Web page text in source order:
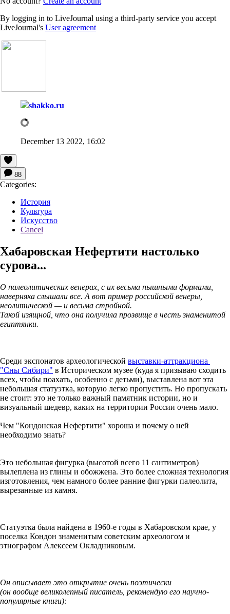
By logging in to LiveJournal using a third-party service you accept
LiveJournal's User agreement
shakko.ru
December 13 2022, 16:02
88
Categories:
История
Культура
Искусство
Cancel
Хабаровская Нефертити настолько
сурова...
О палеолитических венерах, с их весьма пышными формами,
наверняка слышали все. А вот пример российской венеры,
неолитической — и весьма стройной.
Такой изящной, что она получила прозвище в честь знаменитой
египтянки.
Среди экспонатов археологической выставки-аттракциона
"Сны Сибири" в Историческом музее (куда я призываю сходить
всех, чтобы поахать, особенно с детьми), выставлена вот эта
небольшая статуэтка, которую легко пропустить. Но пропускать
не стоит: это не только важный памятник истории, но и
визуальный шедевр, каких на территории России очень мало.
Чем "Кондонская Нефертити" хороша и почему о ней
необходимо знать?
Это небольшая фигурка (высотой всего 11 сантиметров)
вылеплена из глины и обожжена. Это более сложная технология
изготовления, чем намного более ранние фигурки палеолита,
вырезанные из камня.
Статуэтка была найдена в 1960-е годы в Хабаровском крае, у
поселка Кондон знаменитым советским археологом и
этнографом Алексеем Окладниковым.
Он описывает это открытие очень поэтически
(он вообще великолепный писатель, рекомендую его научно-
популярные книги):